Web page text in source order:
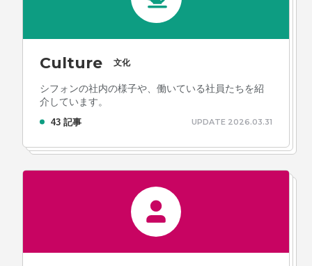
Culture 文化
シフォンの社内の様子や、働いている社員たちを紹
介しています。
43 記事 UPDATE 2026.03.31